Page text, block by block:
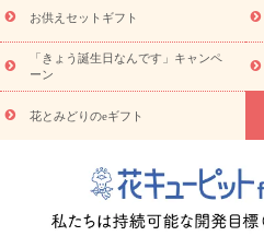
ド
お花の種類
お祝い お祝い・3000円～
5000円～
お祝い・7000円～
悔やみ
円～
お供え・お悔やみ・
読み物
いのマナー
定年退職祝いのマナー
花キューピットのお祝い
彩心理学」で選ぶ方法
結婚祝い
お供えセットギフト
「きょう誕生日なんです」キャンペ
ーン
花とみどりのeギフト